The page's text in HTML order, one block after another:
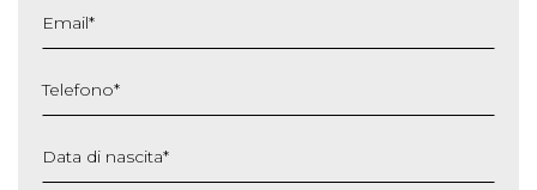
Email*
Telefono*
Data di nascita*